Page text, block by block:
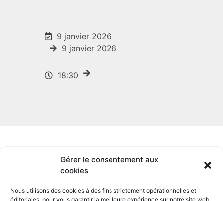
Gérer le consentement aux
cookies
Nous utilisons des cookies à des fins strictement opérationnelles et
éditoriales, pourvous garantir la meilleure expérience sur notre site web
9 janvier 2026
9 janvier 2026
18:30